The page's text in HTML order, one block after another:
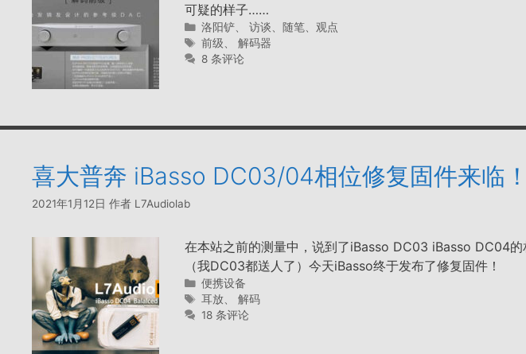
可疑的样子……
分
类
洛阳铲、访谈、随笔、观点
标
签
前级、解码器
8 条评论
喜大普奔 iBasso DC03/04相位修复固件来临！
2021年1月12日 作者 L7Audiolab
在本站之前的测量中，说到了iBasso DC03 iBasso DC04
（我DC03都送人了）今天iBasso终于发布了修复固件！
分
类
便携设备
标
签
耳放 、解码
18 条评论